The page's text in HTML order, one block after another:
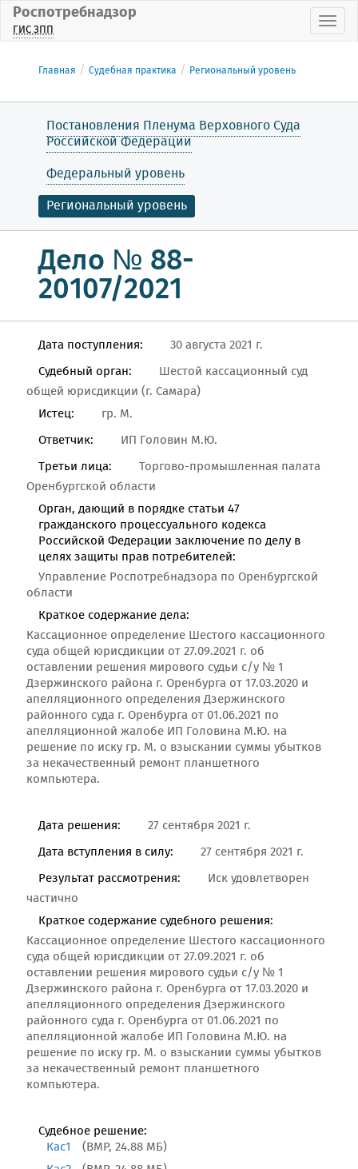
Роспотребнадзор
ГИС ЗПП
Главная Судебная практика Региональный уровень
Постановления Пленума Верховного Суда
Российской Федерации
Федеральный уровень
Региональный уровень
Дело № 88-
20107/2021
Дата поступления:
30 августа 2021 г.
Судебный орган:
Шестой кассационный суд
общей юрисдикции (г. Самара)
Истец:
гр. М.
Ответчик:
ИП Головин М.Ю.
Третьи лица:
Торгово-промышленная палата
Оренбургской области
Орган, дающий в порядке статьи 47
гражданского процессуального кодекса
Российской Федерации заключение по делу в
целях защиты прав потребителей:
Управление Роспотребнадзора по Оренбургской
области
Краткое содержание дела:
Кассационное определение Шестого кассационного
суда общей юрисдикции от 27.09.2021 г. об
оставлении решения мирового судьи с/у № 1
Дзержинского района г. Оренбурга от 17.03.2020 и
апелляционного определения Дзержинского
районного суда г. Оренбурга от 01.06.2021 по
апелляционной жалобе ИП Головина М.Ю. на
решение по иску гр. М. о взыскании суммы убытков
за некачественный ремонт планшетного
компьютера.
Дата решения:
27 сентября 2021 г.
Дата вступления в силу:
27 сентября 2021 г.
Результат рассмотрения:
Иск удовлетворен
частично
Краткое содержание судебного решения:
Кассационное определение Шестого кассационного
суда общей юрисдикции от 27.09.2021 г. об
оставлении решения мирового судьи с/у № 1
Дзержинского района г. Оренбурга от 17.03.2020 и
апелляционного определения Дзержинского
районного суда г. Оренбурга от 01.06.2021 по
апелляционной жалобе ИП Головина М.Ю. на
решение по иску гр. М. о взыскании суммы убытков
за некачественный ремонт планшетного
компьютера.
Судебное решение:
Кас1
(BMP, 24.88 МБ)